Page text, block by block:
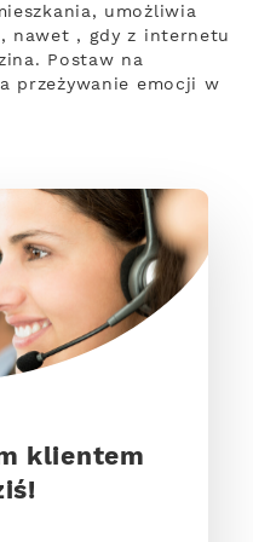
umożliwia
nawet , gdy z internetu
Postaw na
przeżywanie emocji w
klientem